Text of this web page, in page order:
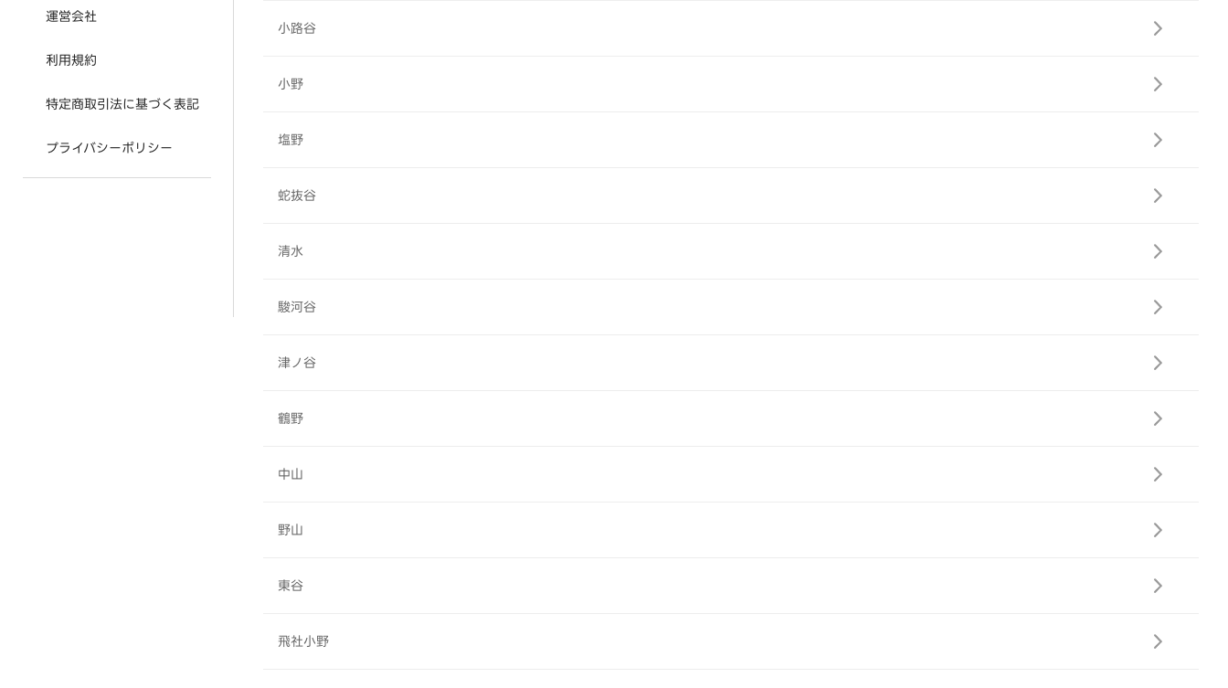
運営会社
利用規約
特定商取引法に基づく表記
プライバシーポリシー
小路谷
小野
塩野
蛇抜谷
清水
駿河谷
津ノ谷
鶴野
中山
野山
東谷
飛社小野